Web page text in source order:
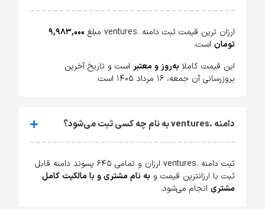
ارزان ترین قیمت ثبت دامنه .ventures مبلغ
۹,۹۸۳,۰۰۰
تومان است.
این قیمت کاملا به‌روز و معتبر است و تاریخ آخرین
بروزرسانی آن جمعه، ۱۶ مرداد ۱۴۰۵ است.
دامنه .ventures به نام چه کسی ثبت می‌شود؟
ثبت دامنه .ventures ارزان و تمامی ۶۴۵ پسوند دامنه قابل
ثبت با ارزانترین قیمت و به نام مشتری و با مالکیت کامل
مشتری انجام می‌شود.